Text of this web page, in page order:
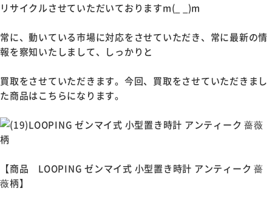
リサイクルさせていただいておりますm(_ _)m
常に、動いている市場に対応をさせていただき、常に最新の情
報を察知いたしまして、しっかりと
買取をさせていただきます。今回、買取をさせていただきまし
た商品はこちらになります。
【商品 LOOPING ゼンマイ式 小型置き時計 アンティーク 薔
薇柄】